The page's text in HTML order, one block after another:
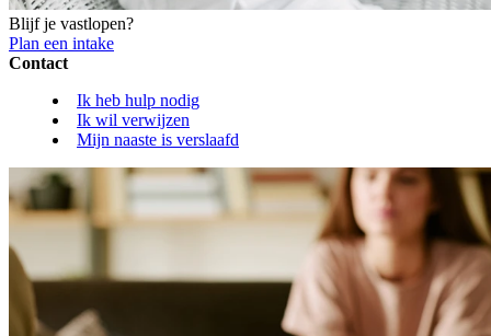
Blijf je vastlopen?
Plan een intake
Contact
Ik heb hulp nodig
Ik wil verwijzen
Mijn naaste is verslaafd